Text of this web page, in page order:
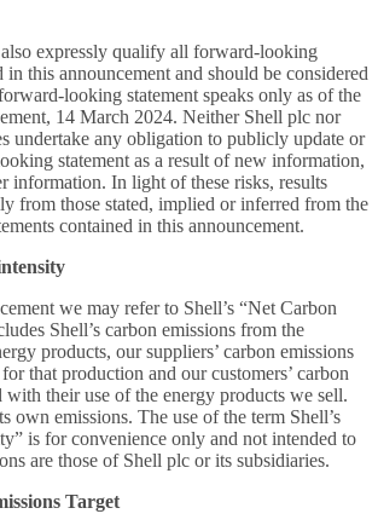
expressly qualify all forward-looking
in this announcement and should be considered
looking statement speaks only as of the
14 March 2024. Neither Shell plc nor
undertake any obligation to publicly update or
statement as a result of new information,
information. In light of these risks, results
from those stated, implied or inferred from the
contained in this announcement.
we may refer to Shell’s “Net Carbon
Shell’s carbon emissions from the
products, our suppliers’ carbon emissions
that production and our customers’ carbon
with their use of the energy products we sell.
own emissions. The use of the term Shell’s
is for convenience only and not intended to
are those of Shell plc or its subsidiaries.
Target